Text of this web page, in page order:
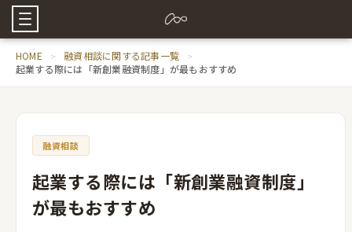
HOME
融資相談に関する記事一覧
起業する際には「新創業融資制度」が最もおすすめ
融資相談
起業する際には「新創業融資制度」
が最もおすすめ